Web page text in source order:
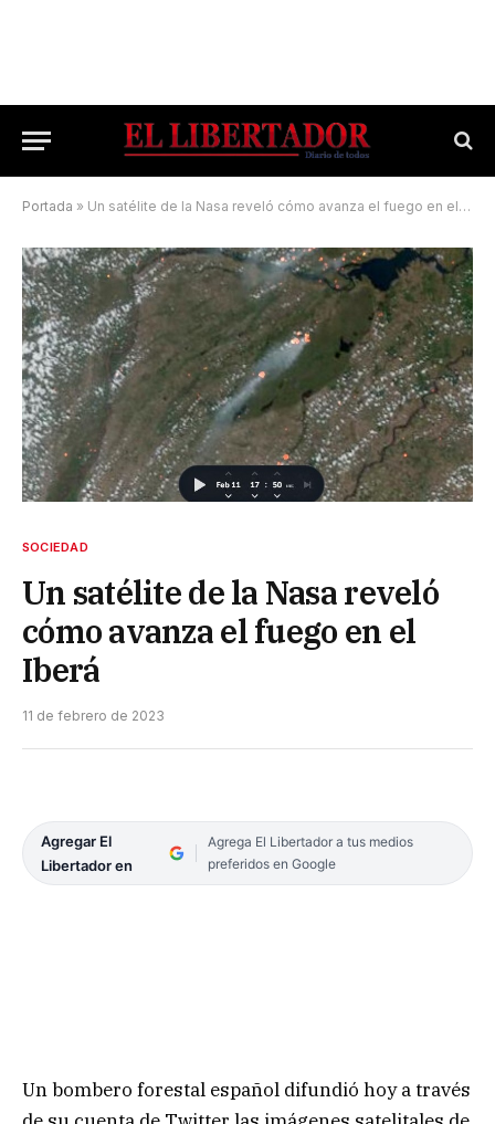
Portada » Un satélite de la Nasa reveló cómo avanza el fuego en el Iberá
SOCIEDAD
Un satélite de la Nasa reveló
cómo avanza el fuego en el
Iberá
11 de febrero de 2023
Agregar El
Libertador en
Agrega El Libertador a tus medios
preferidos en Google
Un bombero forestal español difundió hoy a través